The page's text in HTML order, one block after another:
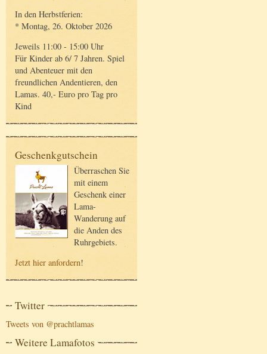
In den Herbstferien:
* Montag, 26. Oktober 2026
Jeweils 11:00 - 15:00 Uhr
Für Kinder ab 6/ 7 Jahren. Spiel
und Abenteuer mit den
freundlichen Andentieren, den
Lamas. 40,- Euro pro Tag pro
Kind
Geschenkgutschein
Überraschen Sie
mit einem
Geschenk einer
Lama-
Wanderung auf
die Anden des
Ruhrgebiets.
Jetzt hier anfordern!
Twitter
Tweets von @prachtlamas
Weitere Lamafotos